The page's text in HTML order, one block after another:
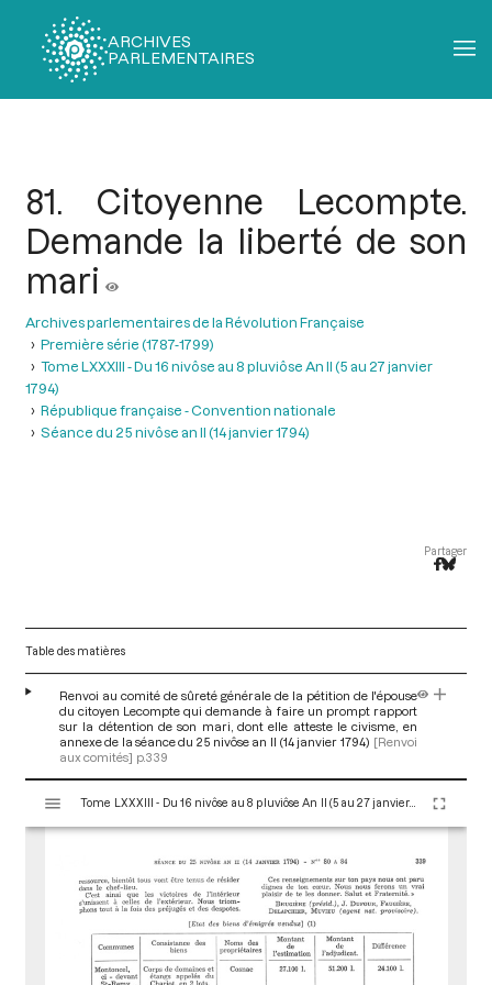
ARCHIVES
PARLEMENTAIRES
81. Citoyenne Lecompte.
Demande la liberté de son
mari
Archives parlementaires de la Révolution Française
Première série (1787-1799)
Tome LXXXIII - Du 16 nivôse au 8 pluviôse An II (5 au 27 janvier
1794)
République française - Convention nationale
Séance du 25 nivôse an II (14 janvier 1794)
Partager
Table des matières
Renvoi au comité de sûreté générale de la pétition de l'épouse
du citoyen Lecompte qui demande à faire un prompt rapport
sur la détention de son mari, dont elle atteste le civisme, en
annexe de la séance du 25 nivôse an II (14 janvier 1794) [Renvoi
aux comités] p.339
s